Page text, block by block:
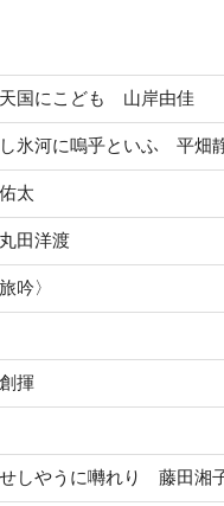
国にこども 山岸由佳
氷河に嗚乎といふ 平畑
太
田洋渡
吟〉
揮
しやうに囀れり 藤田湘